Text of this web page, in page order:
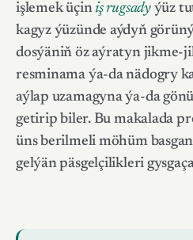
işlemek üçiniş rugsadyýüz
kagyz ýüzünde aýdyň
dosýäniň öz aýratyn jikme-
resminama ýa-da nädogry
aýlap uzamagyna ýa-da
getirip biler. Bu makalada
üns berilmeli möhüm
gelýän päsgelçilikleri